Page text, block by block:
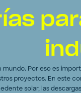
mundo. Por eso es
proyectos. En este
solar, las